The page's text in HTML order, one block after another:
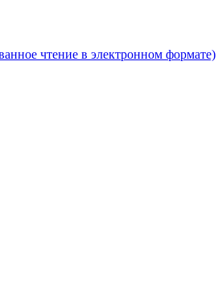
чтение в электронном формате)